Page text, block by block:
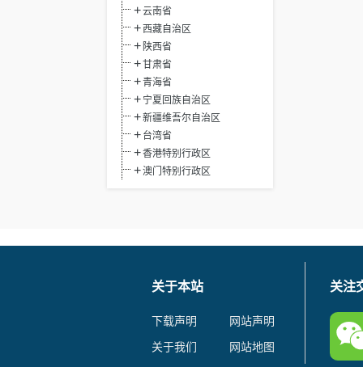
云南省
西藏自治区
陕西省
甘肃省
青海省
宁夏回族自治区
新疆维吾尔自治区
台湾省
香港特别行政区
澳门特别行政区
关于本站
下载声明
网站声明
关于我们
网站地图
关注